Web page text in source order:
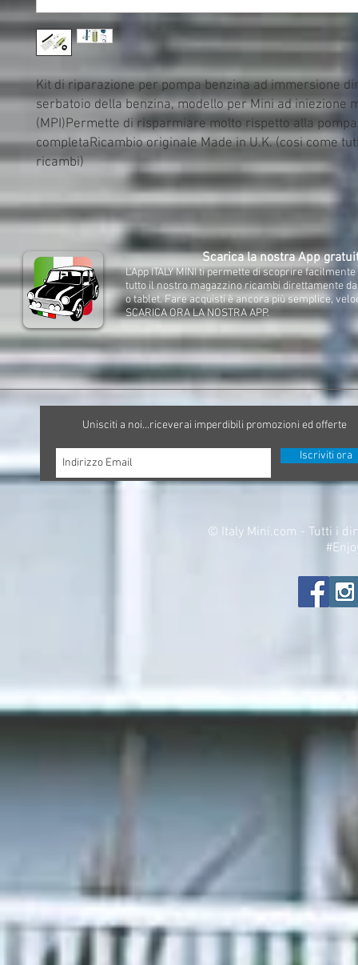
Kit di riparazione per pompa benzina ad immersione
serbatoio della benzina, modello per Mini ad iniezione
(MPI)Permette di risparmiare molto rispetto alla pompa
completaRicambio originale Made in U.K. (cosi come
ricambi)
Scarica la nostra App
L'App ITALY MINI ti permette di scoprire
tutto il nostro magazzino ricambi direttamente
o tablet. Fare acquisti è ancora più semplice,
SCARICA ORA LA NOSTRA APP.
Unisciti a noi...riceverai imperdibili promozioni ed offerte
Iscriviti ora
© Italy Mini.com - Tutti i